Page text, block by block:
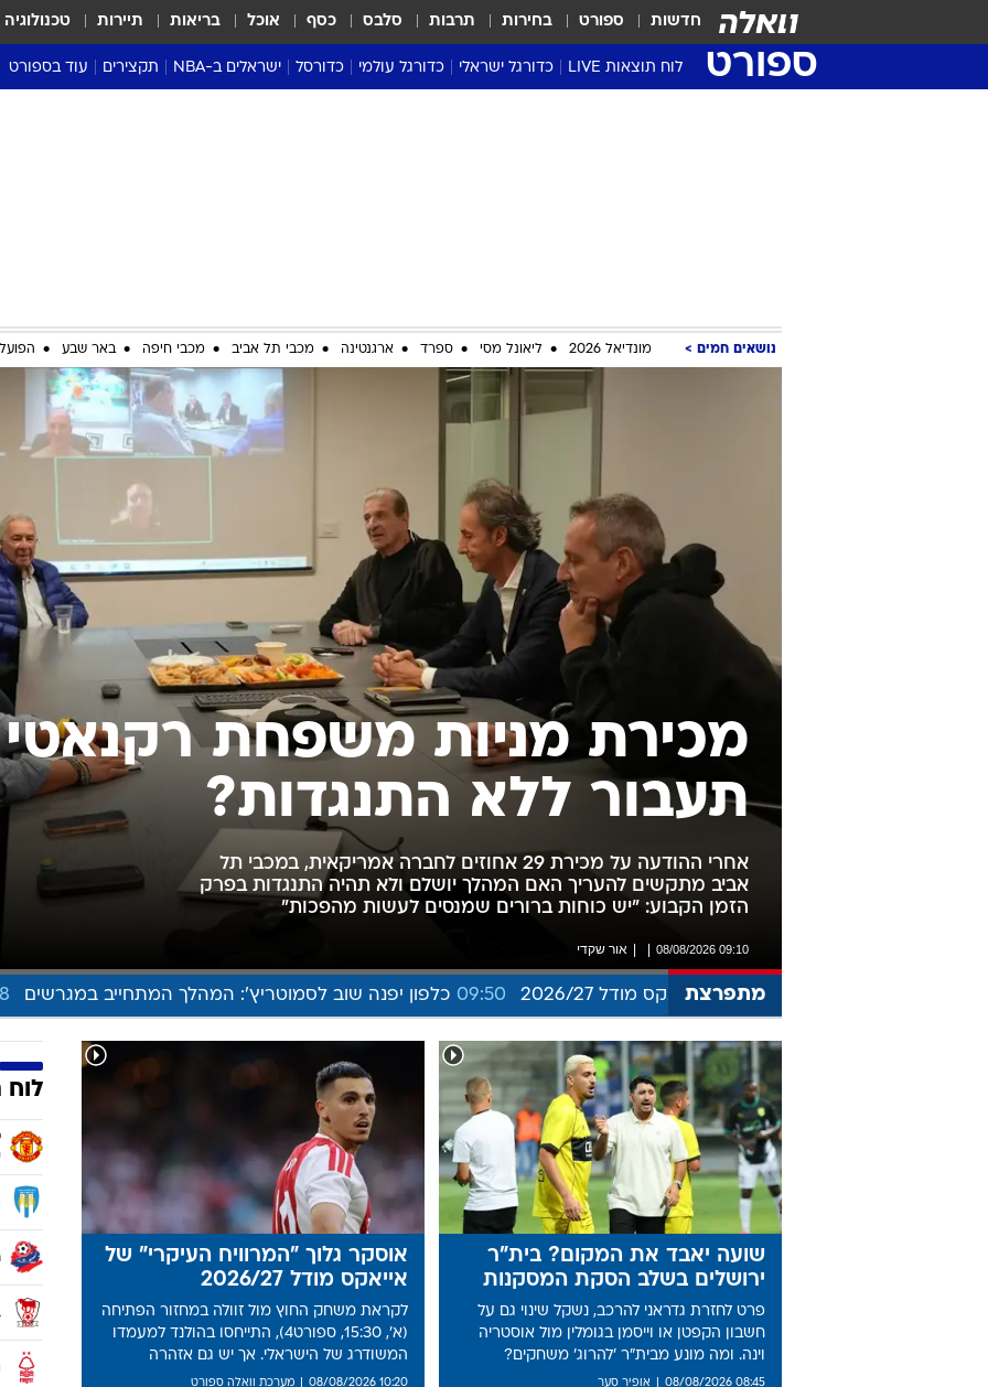
חדשות ספורט בחירות תרבות סלבס כסף אוכל בריאות תיירות טכנולוגיה
ספורט לוח תוצאות LIVE כדורגל ישראלי
ליגה א'
כדורגל עולמי
דרום אמריקה
כדורסל ישראלים ב-NBA תקצירים עוד בספורט
סערה
טניס
טראש טוק
ספורט
לוח שידורים
החידה של
ארכיון מדורים
כתבו לנו
נושאים חמים מונדיאל 2026 ליאונל מסי ספרד ארגנטינה מכבי תל אביב מכבי חיפה באר שבע
מכירת מניות משפחת רקנאטי
תעבור ללא התנגדות?
אחרי ההודעה על מכירת 29 אחוזים לחברה אמריקאית, במכבי תל
אביב מתקשים להעריך האם המהלך יושלם ולא תהיה התנגדות בפרק
הזמן הקבוע: "יש כוחות ברורים שמנסים לעשות מהפכות"
09:10 08/08/2026 אור שקדי
מתפרצת
גלוך "המרוויח העיקרי" של אייאקס מודל 2026/27 09:50 כלפון יפנה שוב לסמוטריץ': המהלך המתחייב במגרשים 09:18
שועה יאבד את המקום? בית"ר
ירושלים בשלב הסקת המסקנות
פרט לחזרת גדראני להרכב, נשקל שינוי גם על
חשבון הקפטן או וייסמן בגומלין מול אוסטריה
וינה. ומה מונע מבית"ר 'להרוג' משחקים?
08:45 08/08/2026 אופיר סער
אוסקר גלוך "המרוויח העיקרי" של
אייאקס מודל 2026/27
לקראת משחק החוץ מול זוולה במחזור הפתיחה
(א', 15:30, ספורט4), התייחסו בהולנד למעמדו
המשודרג של הישראלי. אך יש גם אזהרה
10:20 08/08/2026 מערכת וואלה ספורט
לוח